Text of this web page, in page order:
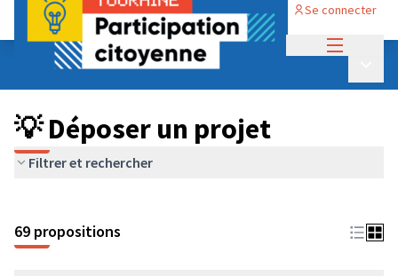
Se connecter
Budget Participatif ADULTE 2024
💡 Déposer un projet
💡 Déposer un projet
Filtrer et rechercher
69 propositions